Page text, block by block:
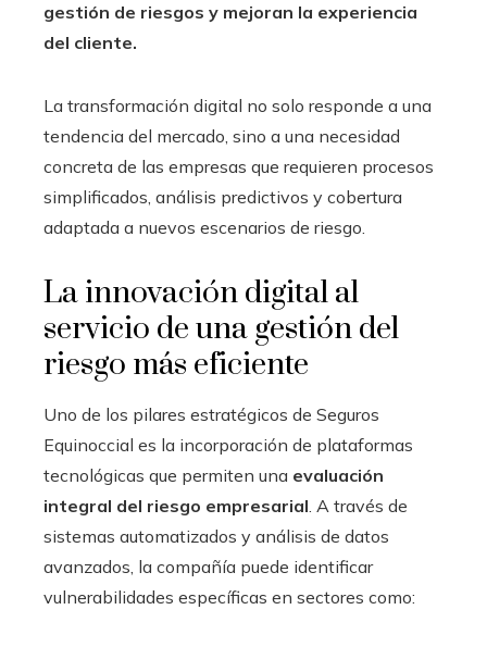
gestión de riesgos y mejoran la experiencia
del cliente.
La transformación digital no solo responde a una
tendencia del mercado, sino a una necesidad
concreta de las empresas que requieren procesos
simplificados, análisis predictivos y cobertura
adaptada a nuevos escenarios de riesgo.
La innovación digital al
servicio de una gestión del
riesgo más eficiente
Uno de los pilares estratégicos de Seguros
Equinoccial es la incorporación de plataformas
tecnológicas que permiten una evaluación
integral del riesgo empresarial. A través de
sistemas automatizados y análisis de datos
avanzados, la compañía puede identificar
vulnerabilidades específicas en sectores como: